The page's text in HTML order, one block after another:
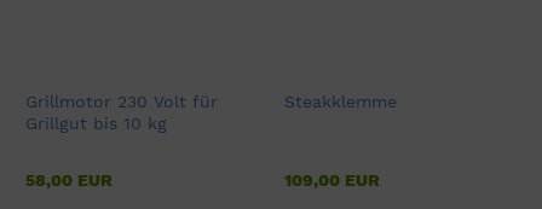
Grillmotor 230 Volt für
Grillgut bis 10 kg
58,00 EUR
Steakklemme
109,00 EUR